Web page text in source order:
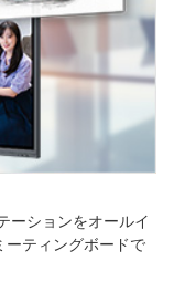
ーションをオールイ
ーティングボードで